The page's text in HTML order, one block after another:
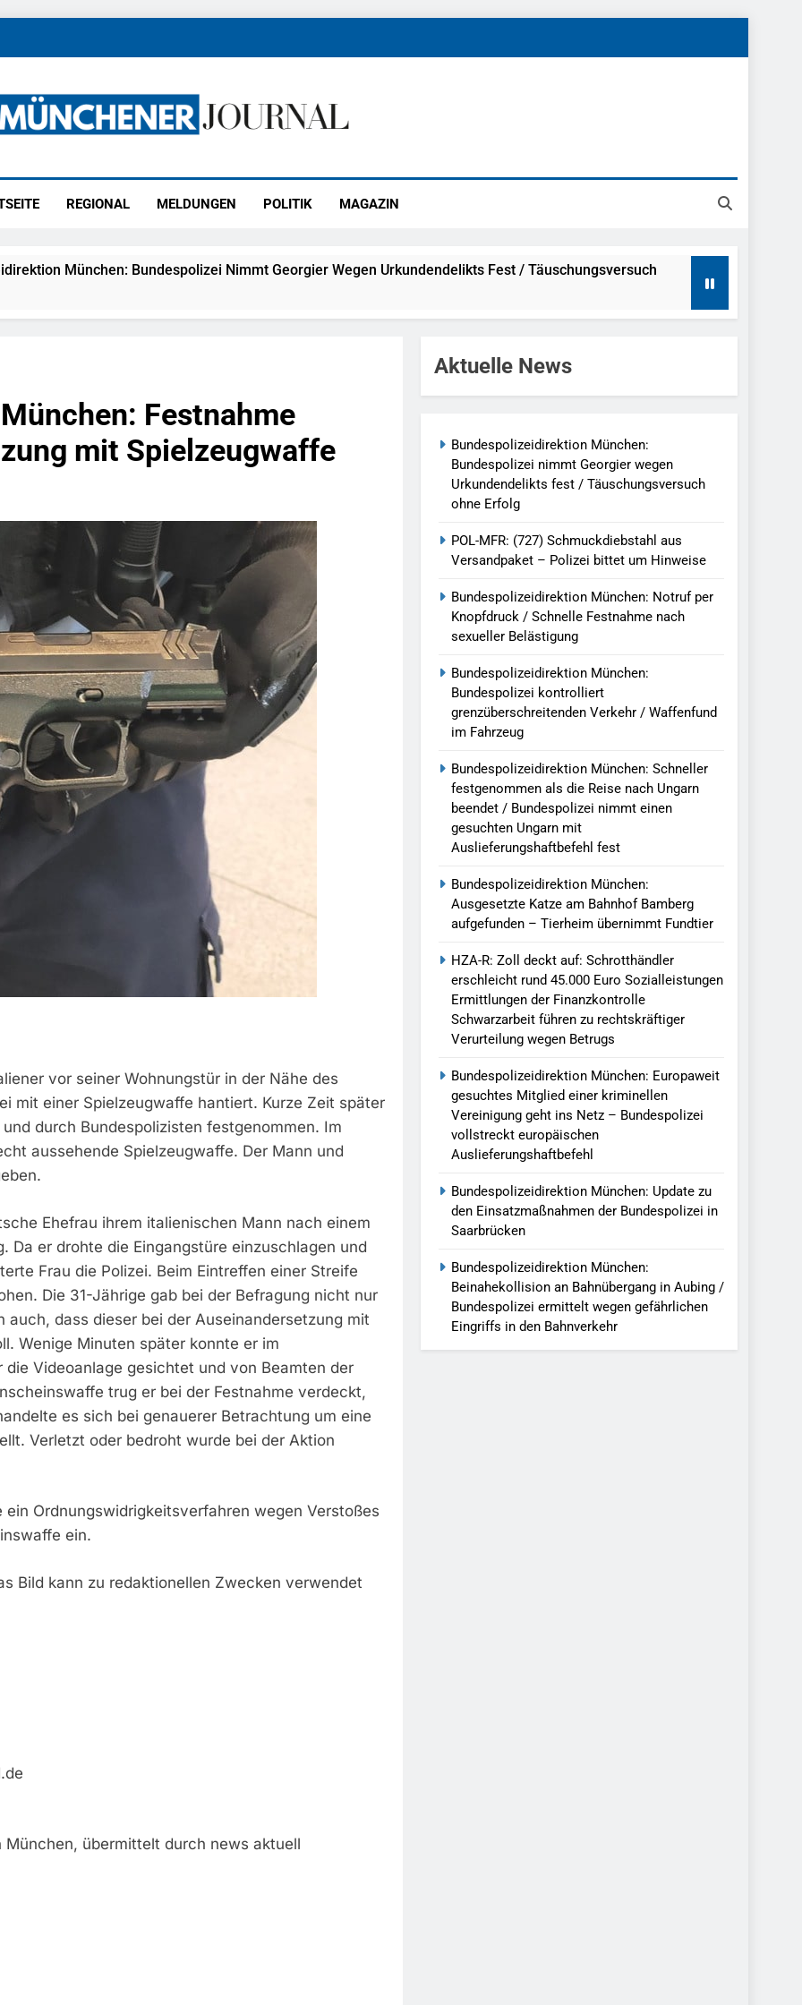
REGIONAL MELDUNGEN POLITIK MAGAZIN
München: Bundespolizei Nimmt Georgier Wegen Urkundendelikts Fest / Täuschungsversuch
München: Notruf Per Knopfdruck / Schnelle Festnahme Nach Sexueller Belästigung
München: Bundespolizei Kontrolliert Grenzüberschreitenden Verkehr / Waffenfund Im
München: Schneller Festgenommen Als Die Reise Nach Ungarn Beendet / Bundespolizei Nimmt
München: Ausgesetzte Katze Am Bahnhof Bamberg Aufgefunden – Tierheim Übernimmt
Auf: Schrotthändler Erschleicht Rund 45.000 Euro Sozialleistungen Ermittlungen Der Finanzkontrolle
Zu Rechtskräftiger Verurteilung Wegen Betrugs
München: Europaweit Gesuchtes Mitglied Einer Kriminellen Vereinigung Geht Ins Netz –
Europäischen Auslieferungshaftbefehl
München: Update Zu Den Einsatzmaßnahmen Der Bundespolizei In Saarbrücken
München: Beinahekollision An Bahnübergang In Aubing / Bundespolizei Ermittelt Wegen
In Den Bahnverkehr
Festnahme
mit Spielzeugwaffe
vor seiner Wohnungstür in der Nähe des
mit einer Spielzeugwaffe hantiert. Kurze Zeit später
durch Bundespolizisten festgenommen. Im
aussehende Spielzeugwaffe. Der Mann und
Ehefrau ihrem italienischen Mann nach einem
Da er drohte die Eingangstüre einzuschlagen und
Frau die Polizei. Beim Eintreffen einer Streife
Die 31-Jährige gab bei der Befragung nicht nur
dass dieser bei der Auseinandersetzung mit
Wenige Minuten später konnte er im
Videoanlage gesichtet und von Beamten der
trug er bei der Festnahme verdeckt,
es sich bei genauerer Betrachtung um eine
Verletzt oder bedroht wurde bei der Aktion
Ordnungswidrigkeitsverfahren wegen Verstoßes
ein.
Bild kann zu redaktionellen Zwecken verwendet
übermittelt durch news aktuell
Aktuelle News
Bundespolizeidirektion München:
Bundespolizei nimmt Georgier wegen
Urkundendelikts fest / Täuschungsversuch
ohne Erfolg
POL-MFR: (727) Schmuckdiebstahl aus
Versandpaket – Polizei bittet um Hinweise
Bundespolizeidirektion München: Notruf per
Knopfdruck / Schnelle Festnahme nach
sexueller Belästigung
Bundespolizeidirektion München:
Bundespolizei kontrolliert
grenzüberschreitenden Verkehr / Waffenfund
im Fahrzeug
Bundespolizeidirektion München: Schneller
festgenommen als die Reise nach Ungarn
beendet / Bundespolizei nimmt einen
gesuchten Ungarn mit
Auslieferungshaftbefehl fest
Bundespolizeidirektion München:
Ausgesetzte Katze am Bahnhof Bamberg
aufgefunden – Tierheim übernimmt Fundtier
HZA-R: Zoll deckt auf: Schrotthändler
erschleicht rund 45.000 Euro Sozialleistungen
Ermittlungen der Finanzkontrolle
Schwarzarbeit führen zu rechtskräftiger
Verurteilung wegen Betrugs
Bundespolizeidirektion München: Europaweit
gesuchtes Mitglied einer kriminellen
Vereinigung geht ins Netz – Bundespolizei
vollstreckt europäischen
Auslieferungshaftbefehl
Bundespolizeidirektion München: Update zu
den Einsatzmaßnahmen der Bundespolizei in
Saarbrücken
Bundespolizeidirektion München:
Beinahekollision an Bahnübergang in Aubing /
Bundespolizei ermittelt wegen gefährlichen
Eingriffs in den Bahnverkehr